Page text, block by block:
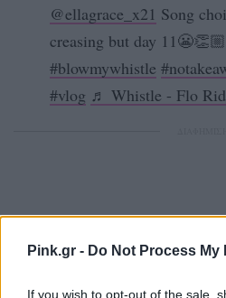
Pink.gr - Do Not Process
If you wish to opt-out of the sale,
@ellagrace_x21 Song
creasing but day
#blowmywhistle
#vlog ♬ Whistle - Flo